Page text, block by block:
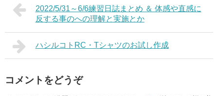
2022/5/31～6/6練習日誌まとめ ＆ 体感や直感に
反する事のへの理解と実施とか
ハシルコトRC・Tシャツのお試し作成
コメントをどうぞ